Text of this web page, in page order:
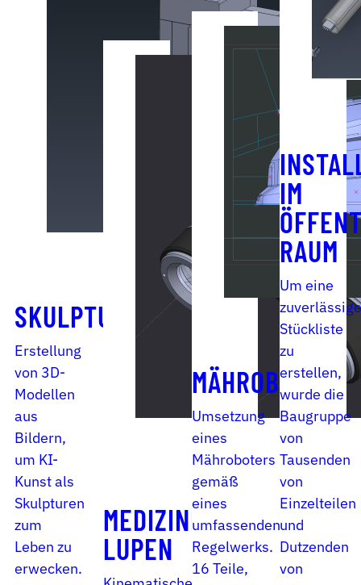
SKULPTUR
Erstellung
von 3D-
Modellen
aus
Bildern,
um KI-
Kunst als
Skulpturen
zum
Leben zu
erwecken.
MEDIZINISCHE
LUPEN
MÄHROBOTER
Umsetzung
eines
Mähroboters
gemäß
eines
umfassenden
Regelwerks.
16 Teile,
IM
RAUM
Um eine
Stückliste
zu
erstellen,
wurde die
Baugruppe
von
Tausenden
von
Einzelteilen
und
Dutzenden
von